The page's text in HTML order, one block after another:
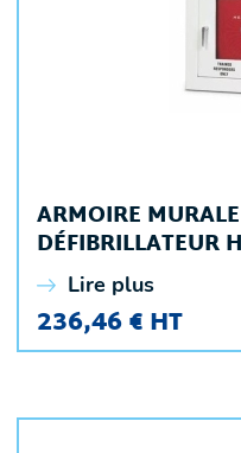
ARMOIRE
DÉFIBRILLATEUR
Lire plus
236,46 € HT